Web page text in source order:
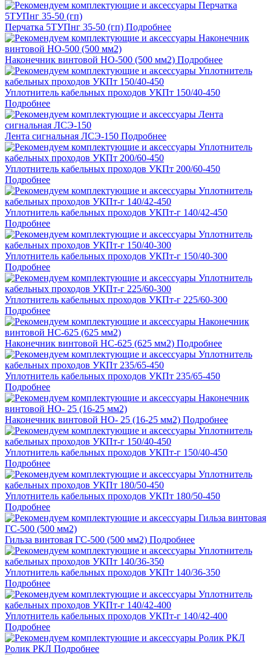
Перчатка 5ТУПнг 35-50 (гп) Подробнее
Наконечник винтовой НО-500 (500 мм2) Подробнее
Уплотнитель кабельных проходов УКПт 150/40-450
Подробнее
Лента сигнальная ЛСЭ-150 Подробнее
Уплотнитель кабельных проходов УКПт 200/60-450
Подробнее
Уплотнитель кабельных проходов УКПт-г 140/42-450
Подробнее
Уплотнитель кабельных проходов УКПт-г 150/40-300
Подробнее
Уплотнитель кабельных проходов УКПт-г 225/60-300
Подробнее
Наконечник винтовой НС-625 (625 мм2) Подробнее
Уплотнитель кабельных проходов УКПт 235/65-450
Подробнее
Наконечник винтовой НО- 25 (16-25 мм2) Подробнее
Уплотнитель кабельных проходов УКПт-г 150/40-450
Подробнее
Уплотнитель кабельных проходов УКПт 180/50-450
Подробнее
Гильза винтовая ГС-500 (500 мм2) Подробнее
Уплотнитель кабельных проходов УКПт 140/36-350
Подробнее
Уплотнитель кабельных проходов УКПт-г 140/42-400
Подробнее
Ролик РКЛ Подробнее